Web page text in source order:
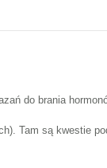
do brania
Tam są kwestie